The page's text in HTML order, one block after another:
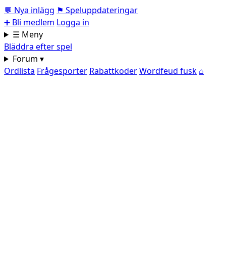
💬 Nya inlägg ⚑ Speluppdateringar
➕ Bli medlem Logga in
☰ Meny
Bläddra efter spel
Forum ▾
Ordlista Frågesporter RabattkoderWordfeud fusk ⌂